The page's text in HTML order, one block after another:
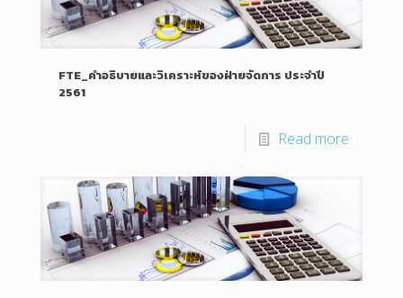
FTE_คำอธิบายและวิเคราะห์ของฝ่ายจัดการ ประจำปี
2561
Read more